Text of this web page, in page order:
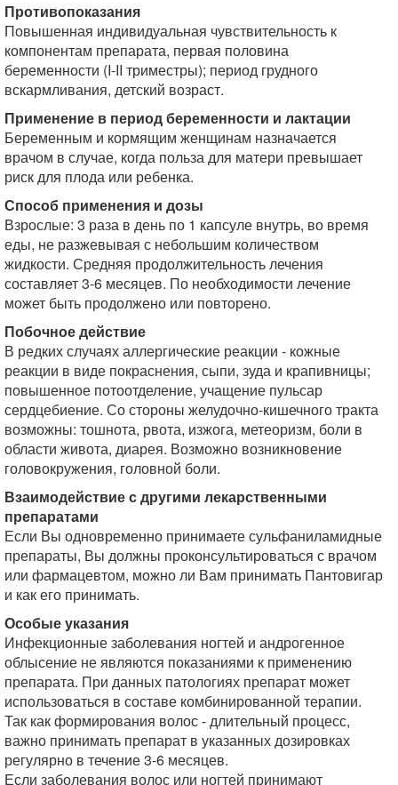
Противопоказания
Повышенная индивидуальная чувствительность к
компонентам препарата, первая половина
беременности (I-II триместры); период грудного
вскармливания, детский возраст.
Применение в период беременности и лактации
Беременным и кормящим женщинам назначается
врачом в случае, когда польза для матери превышает
риск для плода или ребенка.
Способ применения и дозы
Взрослые: 3 раза в день по 1 капсуле внутрь, во время
еды, не разжевывая с небольшим количеством
жидкости. Средняя продолжительность лечения
составляет 3-6 месяцев. По необходимости лечение
может быть продолжено или повторено.
Побочное действие
В редких случаях аллергические реакции - кожные
реакции в виде покраснения, сыпи, зуда и крапивницы;
повышенное потоотделение, учащение пульсар
сердцебиение. Со стороны желудочно-кишечного тракта
возможны: тошнота, рвота, изжога, метеоризм, боли в
области живота, диарея. Возможно возникновение
головокружения, головной боли.
Взаимодействие с другими лекарственными
препаратами
Если Вы одновременно принимаете сульфаниламидные
препараты, Вы должны проконсультироваться с врачом
или фармацевтом, можно ли Вам принимать Пантовигар
и как его принимать.
Особые указания
Инфекционные заболевания ногтей и андрогенное
облысение не являются показаниями к применению
препарата. При данных патологиях препарат может
использоваться в составе комбинированной терапии.
Так как формирования волос - длительный процесс,
важно принимать препарат в указанных дозировках
регулярно в течение 3-6 месяцев.
Если заболевания волос или ногтей принимают